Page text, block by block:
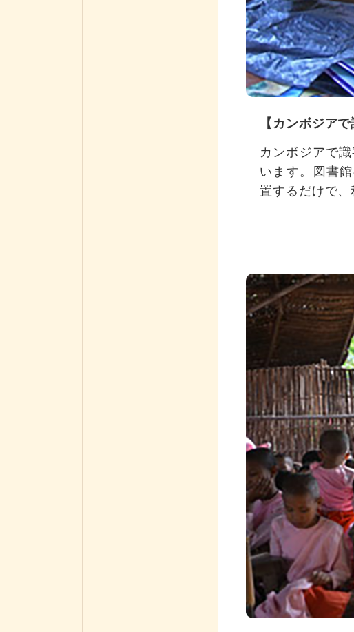
【カンボジア
カンボジアで
います。図書
置するだけで、